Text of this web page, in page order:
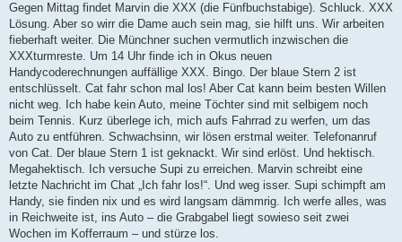
Gegen Mittag findet Marvin die XXX (die Fünfbuchstabige). Schluck. XXX
Lösung. Aber so wirr die Dame auch sein mag, sie hilft uns. Wir arbeiten
fieberhaft weiter. Die Münchner suchen vermutlich inzwischen die
XXXturmreste. Um 14 Uhr finde ich in Okus neuen
Handycoderechnungen auffällige XXX. Bingo. Der blaue Stern 2 ist
entschlüsselt. Cat fahr schon mal los! Aber Cat kann beim besten Willen
nicht weg. Ich habe kein Auto, meine Töchter sind mit selbigem noch
beim Tennis. Kurz überlege ich, mich aufs Fahrrad zu werfen, um das
Auto zu entführen. Schwachsinn, wir lösen erstmal weiter. Telefonanruf
von Cat. Der blaue Stern 1 ist geknackt. Wir sind erlöst. Und hektisch.
Megahektisch. Ich versuche Supi zu erreichen. Marvin schreibt eine
letzte Nachricht im Chat „Ich fahr los!“. Und weg isser. Supi schimpft am
Handy, sie finden nix und es wird langsam dämmrig. Ich werfe alles, was
in Reichweite ist, ins Auto – die Grabgabel liegt sowieso seit zwei
Wochen im Kofferraum – und stürze los.